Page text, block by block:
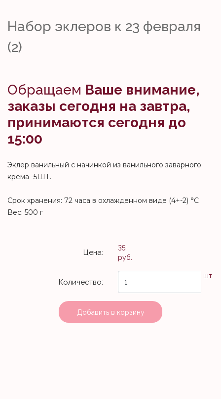
Набор эклеров к 23 февраля
(2)
Обращаем Ваше внимание,
заказы сегодня на завтра,
принимаются сегодня до
15:00
Эклер ванильный с начинкой из ванильного заварного
крема -5ШТ.
Срок хранения: 72 часа в охлажденном виде (4+-2) °С
Вес: 500 г
Цена:
35
руб.
Количество:
шт.
Добавить в корзину